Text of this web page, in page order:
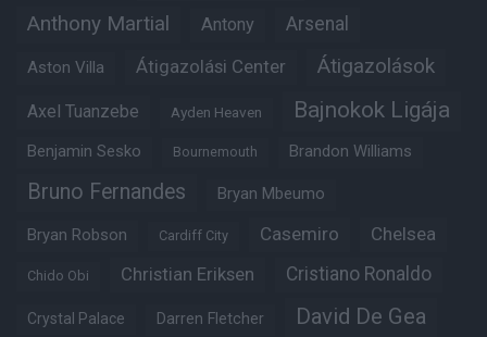
Anthony Martial Antony Arsenal
Aston Villa Átigazolási Center Átigazolások
Axel Tuanzebe Ayden Heaven Bajnokok Ligája
Benjamin Sesko Bournemouth Brandon Williams
Bruno Fernandes Bryan Mbeumo
Bryan Robson Cardiff City Casemiro Chelsea
Chido Obi Christian Eriksen Cristiano Ronaldo
Crystal Palace Darren Fletcher David De Gea